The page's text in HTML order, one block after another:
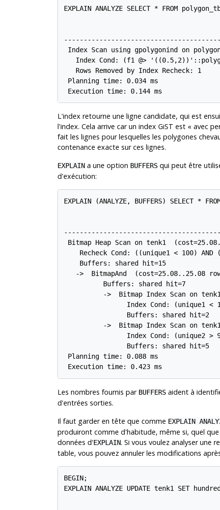
EXPLAIN ANALYZE SELECT * FROM
Index Scan using gpolygonind on
Index Cond: (f1 @>
   Rows Removed by Index Recheck: 1
Planning time: 0.034 ms
Execution time: 0.144 ms
L'index retourne une ligne candidate, qui est
l'index. Cela arrive car un index GiST est « avec
fait les lignes pour lesquelles les polygones
contenance exacte sur ces lignes.
EXPLAINa une option BUFFERSqui peut être
d'exécution:
EXPLAIN (ANALYZE, BUFFERS) SELECT *
Bitmap Heap Scan on tenk1
Recheck Cond: ((unique1 < 100) AND
    Buffers: shared hit=15
->  BitmapAnd  (cost=25.08..25.08
          Buffers: shared hit=7
->  Bitmap Index Scan on
Index Cond: (unique1 <
                Buffers: shared hit=2
->  Bitmap Index Scan on
Index Cond: (unique2 >
                Buffers: shared hit=5
Planning time: 0.088 ms
Execution time: 0.423 ms
Les nombres fournis par BUFFERSaident à
d'entrées sorties.
Il faut garder en tête que comme EXPLAIN
produiront comme d'habitude, même si, quel
données d'EXPLAIN. Si vous voulez analyser une
table, vous pouvez annuler les modifications
BEGIN;
EXPLAIN ANALYZE UPDATE tenk1 SET